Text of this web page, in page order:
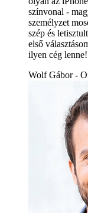
színvonal -
személyzet
szép és
első
ilyen cég lenne!
Wolf Gábor -